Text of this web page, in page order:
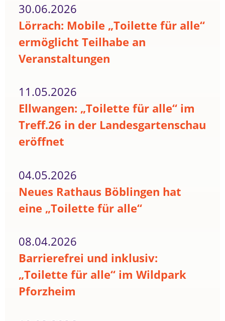
30.06.2026
Lörrach: Mobile „Toilette für alle“
ermöglicht Teilhabe an
Veranstaltungen
11.05.2026
Ellwangen: „Toilette für alle“ im
Treff.26 in der Landesgartenschau
eröffnet
04.05.2026
Neues Rathaus Böblingen hat
eine „Toilette für alle“
08.04.2026
Barrierefrei und inklusiv:
„Toilette für alle“ im Wildpark
Pforzheim